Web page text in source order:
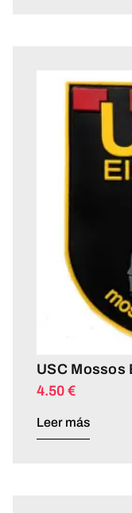
USC Mossos
4.50 €
Leer más